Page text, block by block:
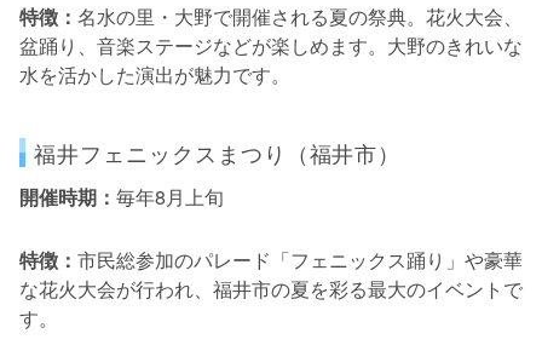
特徴： 名水の里・大野で開催される夏の祭典。花火大会、
盆踊り、音楽ステージなどが楽しめます。大野のきれいな
水を活かした演出が魅力です。
福井フェニックスまつり（福井市）
開催時期： 毎年8月上旬
特徴： 市民総参加のパレード「フェニックス踊り」や豪華
な花火大会が行われ、福井市の夏を彩る最大のイベントで
す。